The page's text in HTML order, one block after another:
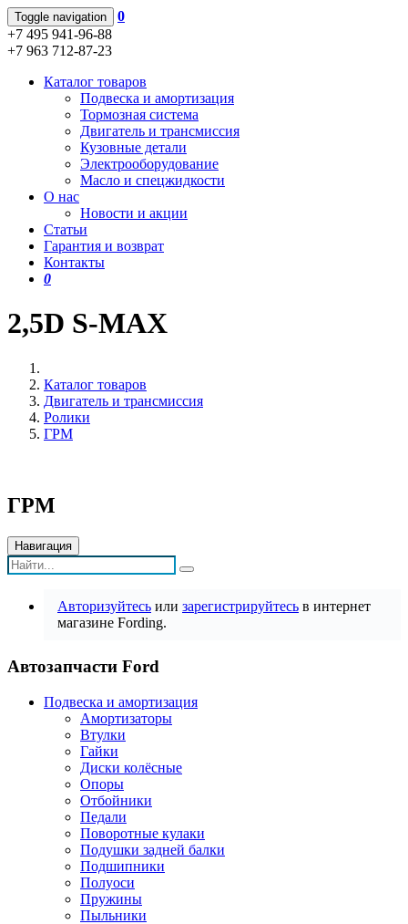
Toggle navigation
0
+7 495 941-96-88
+7 963 712-87-23
Каталог товаров
Подвеска и амортизация
Тормозная система
Двигатель и трансмиссия
Кузовные детали
Электрооборудование
Масло и спецжидкости
О нас
Новости и акции
Статьи
Гарантия и возврат
Контакты
0
2,5D S-MAX
Каталог товаров
Двигатель и трансмиссия
Ролики
ГРМ
ГРМ
Навигация
Авторизуйтесь или зарегистрируйтесь в интернет
магазине Fording.
Автозапчасти Ford
Подвеска и амортизация
Амортизаторы
Втулки
Гайки
Диски колёсные
Опоры
Отбойники
Педали
Поворотные кулаки
Подушки задней балки
Подшипники
Полуоси
Пружины
Пыльники